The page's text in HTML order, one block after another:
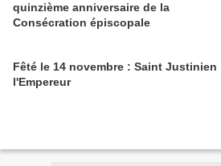
quinzième anniversaire de la
Consécration épiscopale
Fêté le 14 novembre : Saint Justinien
l'Empereur